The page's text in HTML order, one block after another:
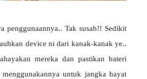
penggunaannya.. Tak susah!! Sedikit
device ni dari kanak-kanak ye..
mereka dan pastikan bateri
untuk jangka hayat